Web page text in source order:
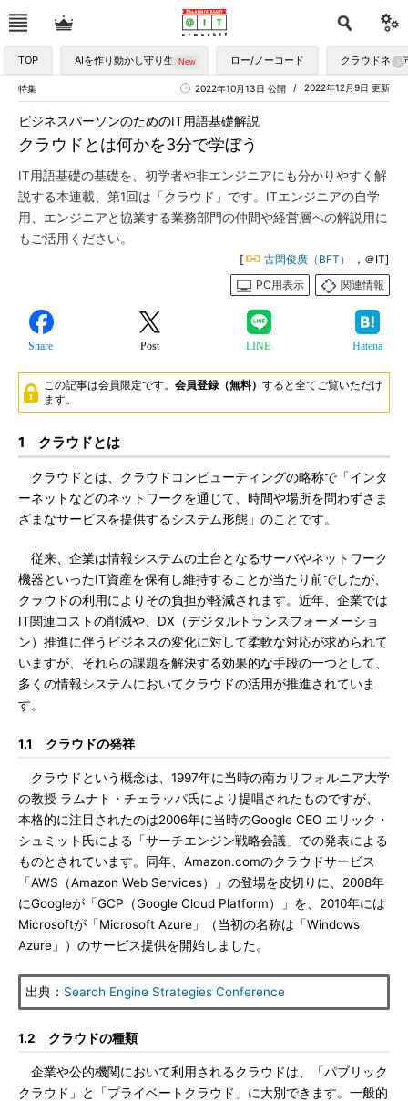
TOP AIを作り動かし守り生かす ロー/ノーコード クラウドネイ
特集 2022年12月9日 更新
2022年10月13日 公開
クラウドとは何かを3分で学ぼう
ビジネスパーソンのためのIT用語基礎解説
IT用語基礎の基礎を、初学者や非エンジニアにも分かりやすく解
説する本連載、第1回は「クラウド」です。ITエンジニアの自学
用、エンジニアと協業する業務部門の仲間や経営層への解説用に
もご活用ください。
[ 古閑俊廣（BFT）
，＠IT]
PC用表示
関連情報
Share Post LINE Hatena
この記事は会員限定です。 会員登録（無料） すると全てご覧いただけ
ます。
1 クラウドとは
クラウドとは、クラウドコンピューティングの略称で「インタ
ーネットなどのネットワークを通じて、時間や場所を問わずさま
ざまなサービスを提供するシステム形態」のことです。
従来、企業は情報システムの土台となるサーバやネットワーク
機器といったIT資産を保有し維持することが当たり前でしたが、
クラウドの利用によりその負担が軽減されます。近年、企業では
IT関連コストの削減や、DX（デジタルトランスフォーメーショ
ン）推進に伴うビジネスの変化に対して柔軟な対応が求められて
いますが、それらの課題を解決する効果的な手段の一つとして、
多くの情報システムにおいてクラウドの活用が推進されていま
す。
1.1 クラウドの発祥
クラウドという概念は、1997年に当時の南カリフォルニア大学
の教授 ラムナト・チェラッパ氏により提唱されたものですが、
本格的に注目されたのは2006年に当時のGoogle CEO エリック・
シュミット氏による「サーチエンジン戦略会議」での発表による
ものとされています。同年、Amazon.comのクラウドサービス
「AWS（Amazon Web Services）」の登場を皮切りに、2008年
にGoogleが「GCP（Google Cloud Platform）」を、2010年には
Microsoftが「Microsoft Azure」（当初の名称は「Windows
Azure」）のサービス提供を開始しました。
出典： Search Engine Strategies Conference
1.2 クラウドの種類
企業や公的機関において利用されるクラウドは、「パブリック
クラウド」と「プライベートクラウド」に大別できます。一般的